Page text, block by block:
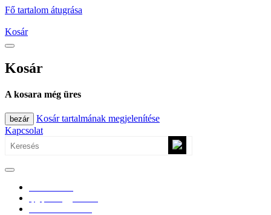
Fő tartalom átugrása
Kosár
Kosár
A kosara még üres
bezár
Kosár tartalmának megjelenítése
Kapcsolat